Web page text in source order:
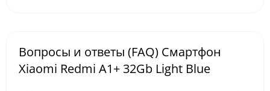
Вопросы и ответы (FAQ) Смартфон
Xiaomi Redmi A1+ 32Gb Light Blue